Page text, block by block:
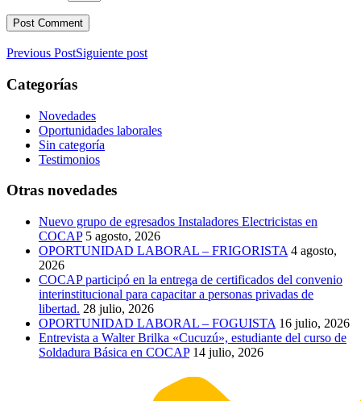
Previous PostSiguiente post
Categorías
Novedades
Oportunidades laborales
Sin categoría
Testimonios
Otras novedades
Nuevo grupo de egresados Instaladores Electricistas en
COCAP 5 agosto, 2026
OPORTUNIDAD LABORAL – FRIGORISTA 4 agosto,
2026
COCAP participó en la entrega de certificados del convenio
interinstitucional para capacitar a personas privadas de
libertad. 28 julio, 2026
OPORTUNIDAD LABORAL – FOGUISTA 16 julio, 2026
Entrevista a Walter Brilka «Cucuzú», estudiante del curso de
Soldadura Básica en COCAP 14 julio, 2026